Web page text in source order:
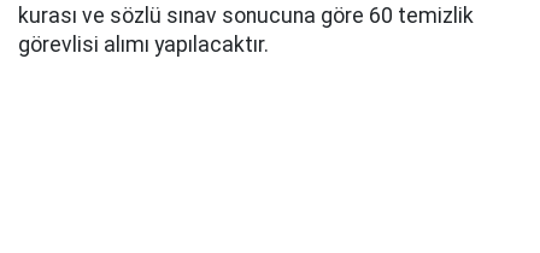
kurası ve sözlü sınav sonucuna göre 60 temizlik
görevlisi alımı yapılacaktır.